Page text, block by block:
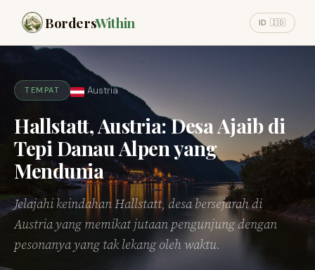
BordersWithin ID 🇮🇩
TEMPAT Austria
Hallstatt, Austria: Desa Ajaib di
Tepi Danau Alpen yang
Mendunia
Jelajahi keindahan Hallstatt, desa bersejarah di
Austria yang memikat jutaan pengunjung dengan
pesonanya yang tak lekang oleh waktu.